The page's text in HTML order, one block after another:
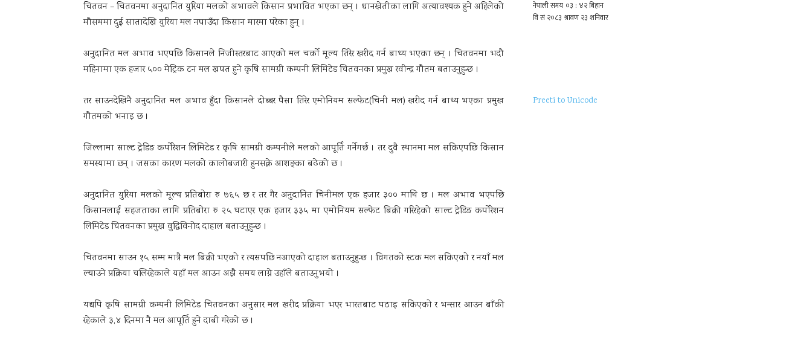
चितवन – चितवनमा अनुदानित युरिया मलको अभावले किसान प्रभावित भएका छन् । धानखेतीका लागि अत्यावश्यक हुने अहिलेको
मौसममा दुई सातादेखि युरिया मल नपाउँदा किसान मारमा परेका हुन् ।
अनुदानित मल अभाव भएपछि किसानले निजीस्तरबाट आएको मल चर्काे मूल्य तिरेर खरीद गर्न बाध्य भएका छन् । चितवनमा भदौ
महिनामा एक हजार ५०० मेट्रिक टन मल खपत हुने कृषि सामग्री कम्पनी लिमिटेड चितवनका प्रमुख रवीन्द्र गौतम बताउनुहुन्छ ।
तर साउनदेखिनै अनुदानित मल अभाव हुँदा किसानले दोब्बर पैसा तिरेर एमोनियम सल्फेट(चिनी मल) खरीद गर्न बाध्य भएका प्रमुख
गौतमको भनाइ छ ।
जिल्लामा साल्ट ट्रेडिङ कर्पाेरेशन लिमिटेड र कृषि सामग्री कम्पनीले मलको आपूर्ति गर्नेगर्छ । तर दुवै स्थानमा मल सकिएपछि किसान
समस्यामा छन् । जसका कारण मलको कालोबजारी हुनसक्ने आशङ्का बढेको छ ।
अनुदानित युरिया मलको मूल्य प्रतिबोरा रु ७६५ छ र तर गैर अनुदानित चिनीमल एक हजार ३०० माथि छ । मल अभाव भएपछि
किसानलाई सहजताका लागि प्रतिबोरा रु २५ घटाएर एक हजार ३३५ मा एमोनियम सल्फेट बिक्री गरिरहेको साल्ट ट्रेडिङ कर्पाेरेशन
लिमिटेड चितवनका प्रमुख वुद्धिविनोद दाहाल बताउनुहुन्छ ।
चितवनमा साउन १५ सम्म मात्रै मल बिक्री भएको र त्यसपछि नआएको दाहाल बताउनुहुन्छ । विगतको स्टक मल सकिएको र नयाँ मल
ल्याउने प्रक्रिया चलिरहेकाले यहाँ मल आउन अझै समय लाग्ने उहाँले बताउनुभयो ।
यद्यपि कृषि सामग्री कम्पनी लिमिटेड चितवनका अनुसार मल खरीद प्रक्रिया भएर भारतबाट पठाइ सकिएको र भन्सार आउन बाँकी
रहेकाले ३,४ दिनमा नै मल आपूर्ति हुने दाबी गरेको छ ।
Preeti to Unicode